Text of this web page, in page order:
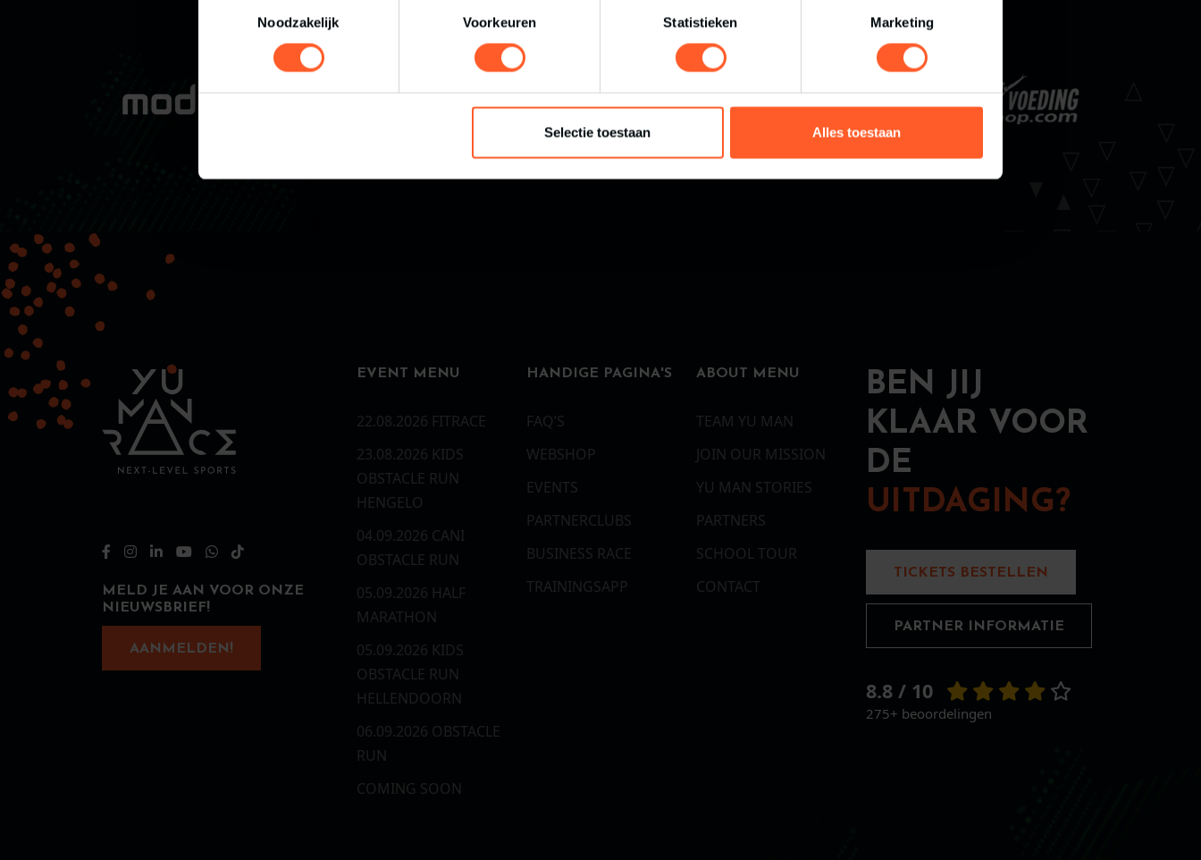
Noodzakelijk
Voorkeuren Statistieken Marketing
Selectie toestaan Alles toestaan
MELD JE AAN VOOR ONZE
NIEUWSBRIEF!
AANMELDEN!
EVENT MENU
22.08.2026 FITRACE
23.08.2026 KIDS
OBSTACLE RUN
HENGELO
04.09.2026 CANI
OBSTACLE RUN
05.09.2026 HALF
MARATHON
05.09.2026 KIDS
OBSTACLE RUN
HELLENDOORN
06.09.2026 OBSTACLE
RUN
COMING SOON
HANDIGE PAGINA'S
FAQ’S
WEBSHOP
EVENTS
PARTNERCLUBS
BUSINESS RACE
TRAININGSAPP
ABOUT MENU
TEAM YU MAN
JOIN OUR MISSION
YU MAN STORIES
PARTNERS
SCHOOL TOUR
CONTACT
BEN JIJ
KLAAR VOOR
DE
UITDAGING?
TICKETS BESTELLEN
PARTNER INFORMATIE
8.8 / 10
275+ beoordelingen